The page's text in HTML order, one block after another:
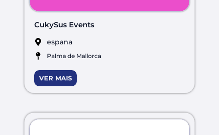
CukySus Events
espana
Palma de Mallorca
VER MAIS